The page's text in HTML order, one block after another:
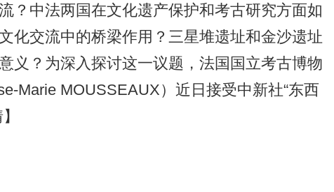
？中法两国在文化遗产保护和考古研究方面如
化交流中的桥梁作用？三星堆遗址和金沙遗址
义？为深入探讨这一议题，法国国立考古博物
Marie MOUSSEAUX）近日接受中新社“东西